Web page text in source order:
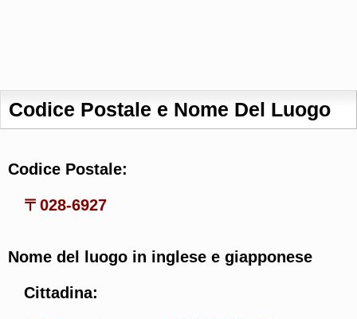
Codice Postale e Nome Del Luogo
Codice Postale:
〒028-6927
Nome del luogo in inglese e giapponese
Cittadina: